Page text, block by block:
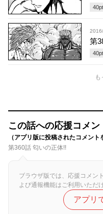
40pt
第
40pt
も
この話への応援コメン
（アプリ版に投稿されたコメント
第360話 匂いの正体!!
ブラウザ版では、応援コメン
よび通報機能はご利用いただ
アプリ